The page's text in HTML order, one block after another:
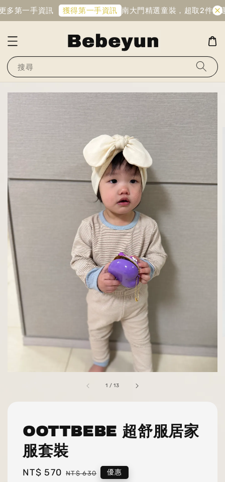
多第一手資訊 獲得第一手資訊 南大門精選童裝，超取2件免運
搜尋
1 /13
OOTTBEBE 超舒服居家
服套裝
Sale
NT$ 570 Regular
NT$ 630 優惠